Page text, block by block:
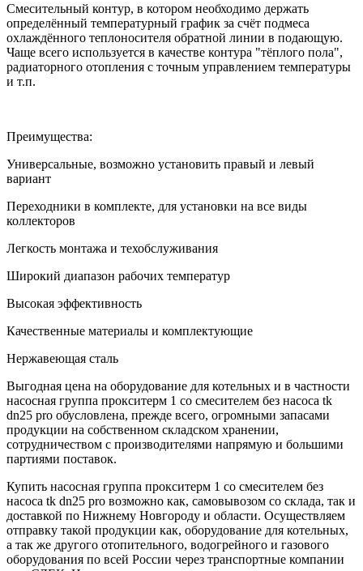
Cмесительный контур, в котором необходимо держать
определённый температурный график за счёт подмеса
охлаждённого теплоносителя обратной линии в подающую.
Чаще всего используется в качестве контура "тёплого пола",
радиаторного отопления с точным управлением температуры
и т.п.
Преимущества:
Универсальные, возможно установить правый и левый
вариант
Переходники в комплекте, для установки на все виды
коллекторов
Легкость монтажа и техобслуживания
Широкий диапазон рабочих температур
Высокая эффективность
Качественные материалы и комплектующие
Нержавеющая сталь
Выгодная цена на оборудование для котельных и в частности
насосная группа прокситерм 1 со смесителем без насоса tk
dn25 pro обусловлена, прежде всего, огромными запасами
продукции на собственном складском хранении,
сотрудничеством с производителями напрямую и большими
партиями поставок.
Купить насосная группа прокситерм 1 со смесителем без
насоса tk dn25 pro возможно как, самовывозом со склада, так и
доставкой по Нижнему Новгороду и области. Осуществляем
отправку такой продукции как, оборудование для котельных,
а так же другого отопительного, водогрейного и газового
оборудования по всей России через транспортные компании